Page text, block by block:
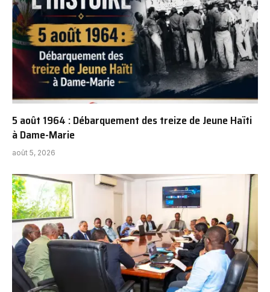
5 août 1964 : Débarquement des treize de Jeune Haïti
à Dame-Marie
août 5, 2026